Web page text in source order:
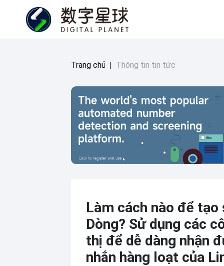
Trang chủ | Thông tin tin tức
Làm cách nào để tạo
Dòng? Sử dụng các
thị để dễ dàng nhận
nhắn hàng loạt của